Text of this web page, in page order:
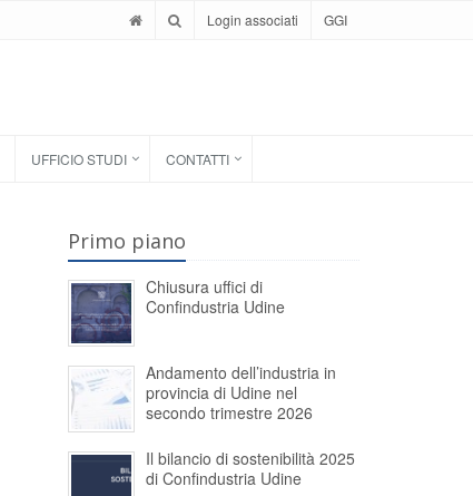
Login associati GGI
UFFICIO STUDI CONTATTI
Primo piano
Chiusura uffici di
Confindustria Udine
Andamento dell’industria in
provincia di Udine nel
secondo trimestre 2026
Il bilancio di sostenibilità 2025
di Confindustria Udine